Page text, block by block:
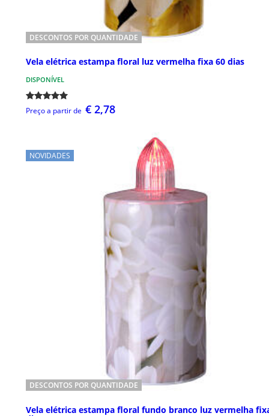
DESCONTOS POR QUANTIDADE
Vela elétrica estampa floral luz vermelha fixa 60 dias
DISPONÍVEL
Preço a partir de € 2,78
NOVIDADES
DESCONTOS POR QUANTIDADE
Vela elétrica estampa floral fundo branco luz vermelha